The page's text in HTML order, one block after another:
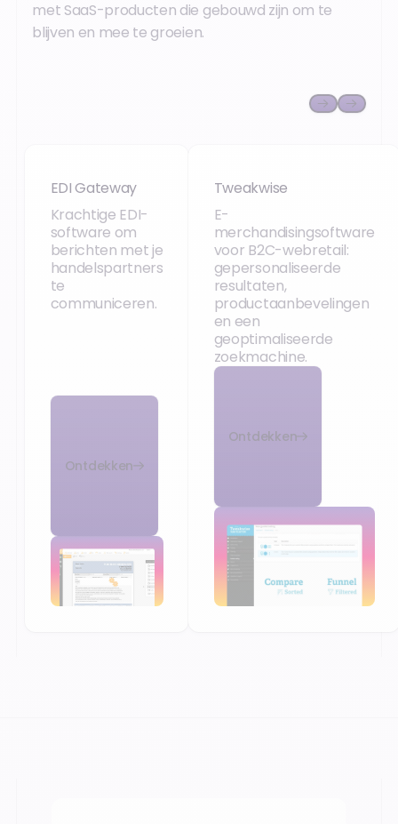
met SaaS-producten die gebouwd zijn om te
blijven en mee te groeien.
EDI Gateway
Krachtige EDI-
software om
berichten met je
handelspartners
te
communiceren.
Ontdekken
Tweakwise
E-
merchandisingsoftware
voor B2C-webretail:
gepersonaliseerde
resultaten,
productaanbevelingen
en een
geoptimaliseerde
zoekmachine.
Ontdekken